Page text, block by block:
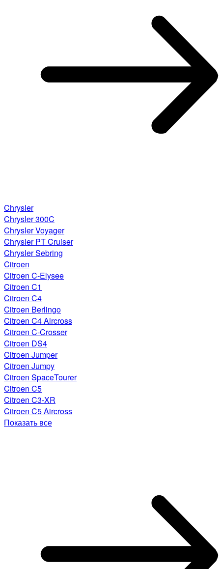
Chrysler
Chrysler 300C
Chrysler Voyager
Chrysler PT Cruiser
Chrysler Sebring
Citroen
Citroen C-Elysee
Citroen C1
Citroen C4
Citroen Berlingo
Citroen C4 Aircross
Citroen C-Crosser
Citroen DS4
Citroen Jumper
Citroen Jumpy
Citroen SpaceTourer
Citroen C5
Citroen C3-XR
Citroen C5 Aircross
Показать все